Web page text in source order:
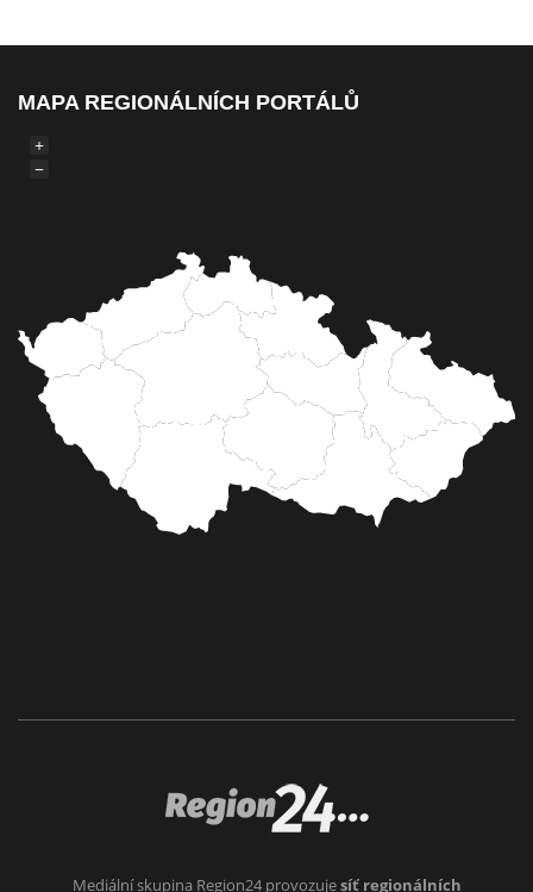
MAPA REGIONÁLNÍCH PORTÁLŮ
+
−
Mediální skupina Region24 provozujesíť regionálních